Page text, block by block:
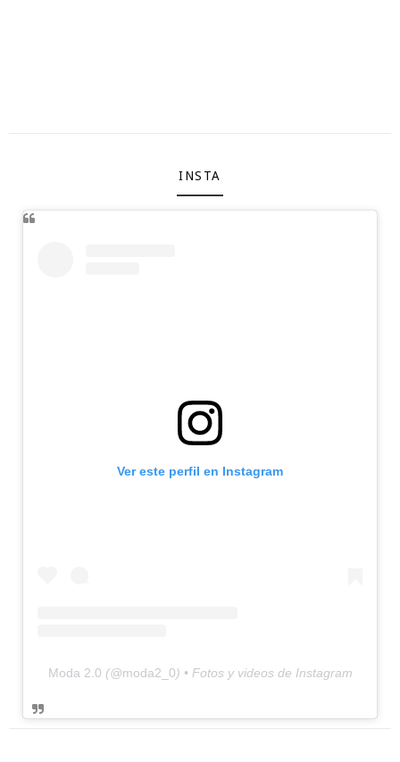
INSTA
Ver este perfil en Instagram
Moda 2.0 (@moda2_0) • Fotos y videos de Instagram